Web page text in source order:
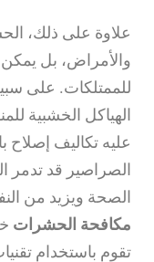
علاوة على ذلك،
والأمراض، بل
للممتلكات. على
الهياكل الخشبية
عليه تكاليف
الصراصير قد تدمر
الصحة ويزيد من
مكافحة الحشرات
تقوم باستخدام